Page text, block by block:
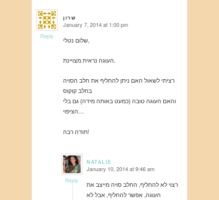
שרון
says: January 7, 2014 at 1:00 pm
שלום נטלי,
העוגה נראית מצויינת.
רציתי לשאול האם ניתן להחליף את חלב הסויה
בחלב קוקוס
והאם העוגה טובה (כמעט באותה מידה) גם בלי
הציפוי…
תודה רבה!
Reply
NATALIE
says: January 10, 2014 at 9:46 am
רצוי לא להחליף, החלב סויה מייצב את
העוגה, אפשר להחליף, אבל לא
Reply